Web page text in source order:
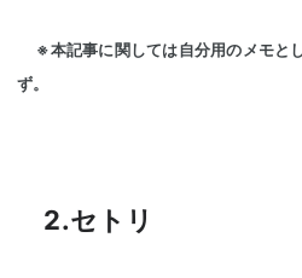
※本記事に関しては自分用のメモと
ず。
2.セトリ